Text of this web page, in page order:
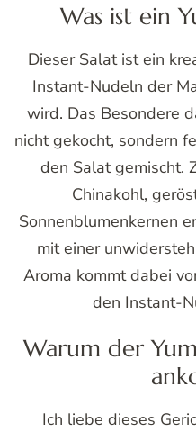
Was ist ein
Dieser Salat ist ein
Instant-Nudeln der
wird. Das Besondere
nicht gekocht, sondern
den Salat gemischt.
Chinakohl,
Sonnenblumenkernen
mit einer
Aroma kommt dabei
den Instant-
Warum der
Ich liebe dieses